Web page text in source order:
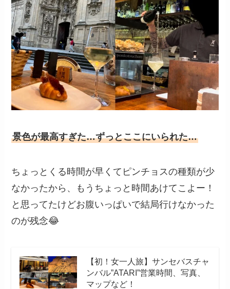
景色が最高すぎた…ずっとここにいられた…
ちょっとくる時間が早くてピンチョスの種類が少
なかったから、もうちょっと時間あけてこよー！
と思ってたけどお腹いっぱいで結局行けなかった
のが残念😂
【初！女一人旅】サンセバスチャ
ンバル”ATARI”営業時間、写真、
マップなど！